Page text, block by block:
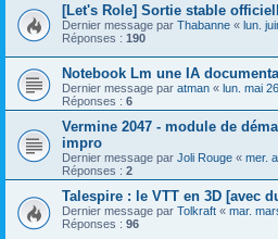
[Let's Role] Sortie stable
Dernier message par Thabanne « lun.
Réponses : 190
Notebook Lm une IA
Dernier message par atman « lun. mai
Réponses : 6
Vermine 2047 - module de
impro
Dernier message par Joli Rouge « mer.
Réponses : 2
Talespire : le VTT en 3D [avec
Dernier message par Tolkraft « mar.
Réponses : 96